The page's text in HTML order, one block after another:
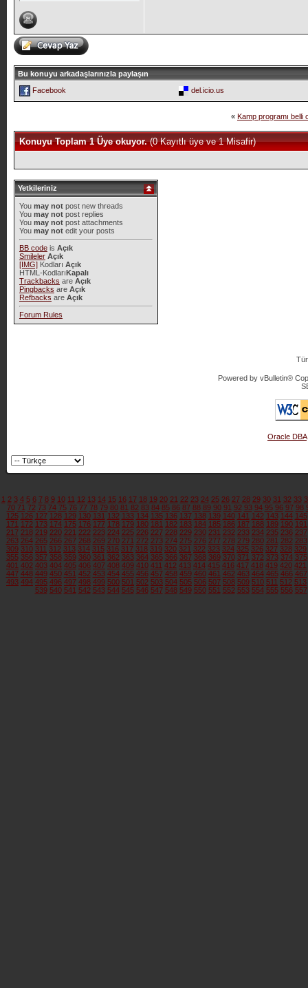
Bu konuyu arkadaşlarınızla paylaşın
Facebook
del.icio.us
« Kamp programı belli
Konuyu Toplam 1 Üye okuyor.(0 Kayıtlı üye ve 1 Misafir)
Yetkileriniz
You may notpost new threads
You may notpost replies
You may notpost attachments
You may notedit your posts
BB codeis Açık
Smileler Açık
[IMG]Kodları Açık
HTML-KodlarıKapalı
Trackbacks are Açık
Pingbacks are Açık
Refbacks are Açık
Forum Rules
Powered by vBulletin®
Oracle DBA
1 2 3 4 5 6 7 8 9 10 11 12 13 14 15 16 17 18 19 20 21 22 23 24 25 26 27 28 29 30 31 32 33
70 71 72 73 74 75 76 77 78 79 80 81 82 83 84 85 86 87 88 89 90 91 92 93 94 95 96 97 98
125 126 127 128 129 130 131 132 133 134 135 136 137 138 139 140 141 142 143 144 145
171 172 173 174 175 176 177 178 179 180 181 182 183 184 185 186 187 188 189 190 191
217 218 219 220 221 222 223 224 225 226 227 228 229 230 231 232 233 234 235 236 237
263 264 265 266 267 268 269 270 271 272 273 274 275 276 277 278 279 280 281 282 283
309 310 311 312 313 314 315 316 317 318 319 320 321 322 323 324 325 326 327 328 329
355 356 357 358 359 360 361 362 363 364 365 366 367 368 369 370 371 372 373 374 375
401 402 403 404 405 406 407 408 409 410 411 412 413 414 415 416 417 418 419 420 421
447 448 449 450 451 452 453 454 455 456 457 458 459 460 461 462 463 464 465 466 467
493 494 495 496 497 498 499 500 501 502 503 504 505 506 507 508 509 510 511 512 513
539 540 541 542 543 544 545 546 547 548 549 550 551 552 553 554 555 556 557